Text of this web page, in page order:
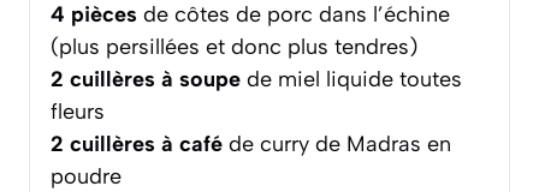
4 pièces de côtes de porc dans l’échine
(plus persillées et donc plus tendres)
2 cuillères à soupe de miel liquide toutes
fleurs
2 cuillères à café de curry de Madras en
poudre